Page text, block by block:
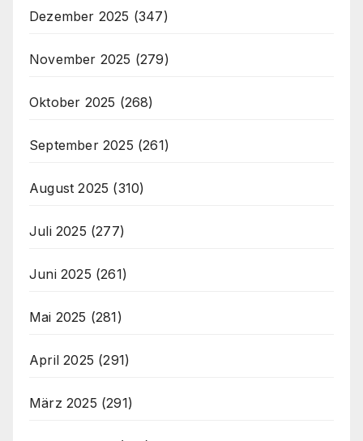
Dezember 2025 (347)
November 2025 (279)
Oktober 2025 (268)
September 2025 (261)
August 2025 (310)
Juli 2025 (277)
Juni 2025 (261)
Mai 2025 (281)
April 2025 (291)
März 2025 (291)